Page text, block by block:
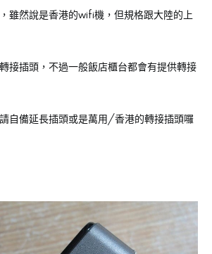
雖然說是香港的wifi機，但規格跟大陸的上
接插頭，不過一般飯店櫃台都會有提供轉接
自備延長插頭或是萬用/香港的轉接插頭囉